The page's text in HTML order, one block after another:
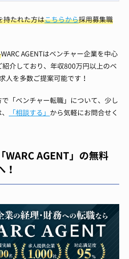
持たれた方はこちらから採用募集職
WARC AGENTはベンチャー企業を中心
介しており、年収800万円以上のベ
人を多数ご提案可能です！
「ベンチャー転職」について、少し
「相談する」 から気軽にお問合せく
WARC AGENT」の無料
！